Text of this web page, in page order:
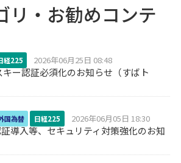
リ・お勧めコンテ
経225 2026年06月25日 08:48
ー認証必須化のお知らせ（すばト
国為替 日経225 2026年06月05日 18:30
導入等、セキュリティ対策強化のお知